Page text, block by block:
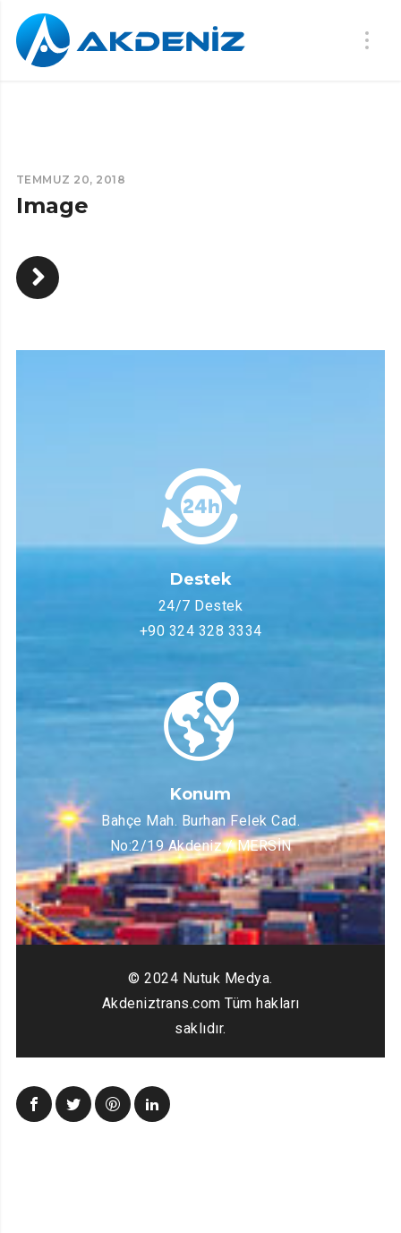
TEMMUZ 20, 2018
Image
Destek
24/7 Destek
+90 324 328 3334
Konum
Bahçe Mah. Burhan Felek Cad.
No:2/19 Akdeniz / MERSİN
© 2024 Nutuk Medya.
Akdeniztrans.com Tüm hakları
saklıdır.